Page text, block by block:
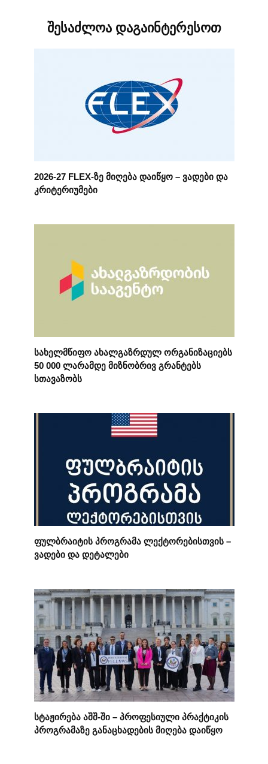
შესაძლოა დაგაინტერესოთ
2026-27 FLEX-ზე მიღება დაიწყო – ვადები და
კრიტერიუმები
სახელმწიფო ახალგაზრდულ ორგანიზაციებს
50 000 ლარამდე მიზნობრივ გრანტებს
სთავაზობს
ფულბრაიტის პროგრამა ლექტორებისთვის –
ვადები და დეტალები
სტაჟირება აშშ-ში – პროფესიული პრაქტიკის
პროგრამაზე განაცხადების მიღება დაიწყო